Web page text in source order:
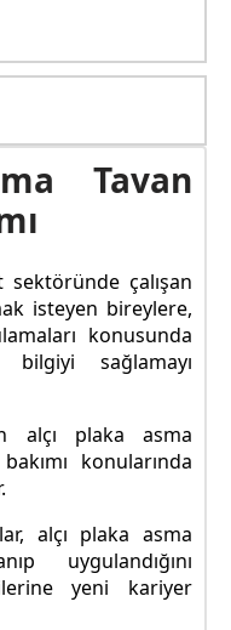
Tavan
çalışan
isteyen bireylere,
konusunda
sağlamayı
alçı plaka asma
konularında
alçı plaka asma
uygulandığını
yeni kariyer